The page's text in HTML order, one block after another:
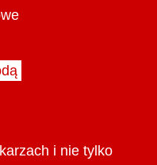
i nie tylko